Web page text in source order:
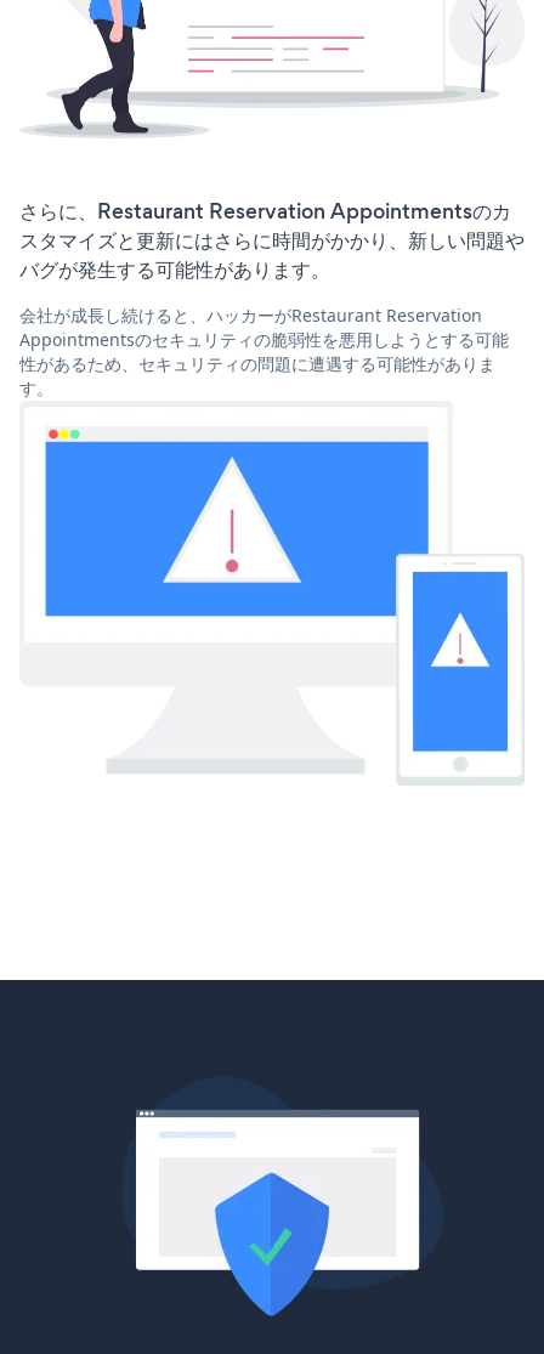
さらに、Restaurant Reservation Appointmentsのカ
スタマイズと更新にはさらに時間がかかり、新しい問題や
バグが発生する可能性があります。
会社が成長し続けると、ハッカーがRestaurant Reservation
Appointmentsのセキュリティの脆弱性を悪用しようとする可能
性があるため、セキュリティの問題に遭遇する可能性がありま
す。